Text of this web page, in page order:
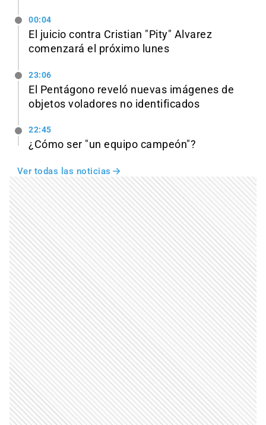
00:04
El juicio contra Cristian "Pity" Alvarez
comenzará el próximo lunes
23:06
El Pentágono reveló nuevas imágenes de
objetos voladores no identificados
22:45
¿Cómo ser "un equipo campeón"?
Ver todas las noticias